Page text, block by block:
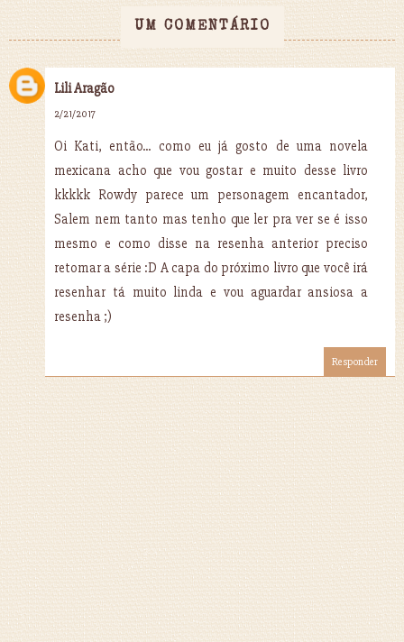
UM COMENTÁRIO
Lili Aragão
2/21/2017
Oi Kati, então... como eu já gosto de uma novela
mexicana acho que vou gostar e muito desse livro
kkkkk Rowdy parece um personagem encantador,
Salem nem tanto mas tenho que ler pra ver se é isso
mesmo e como disse na resenha anterior preciso
retomar a série :D A capa do próximo livro que você irá
resenhar tá muito linda e vou aguardar ansiosa a
resenha ;)
Responder